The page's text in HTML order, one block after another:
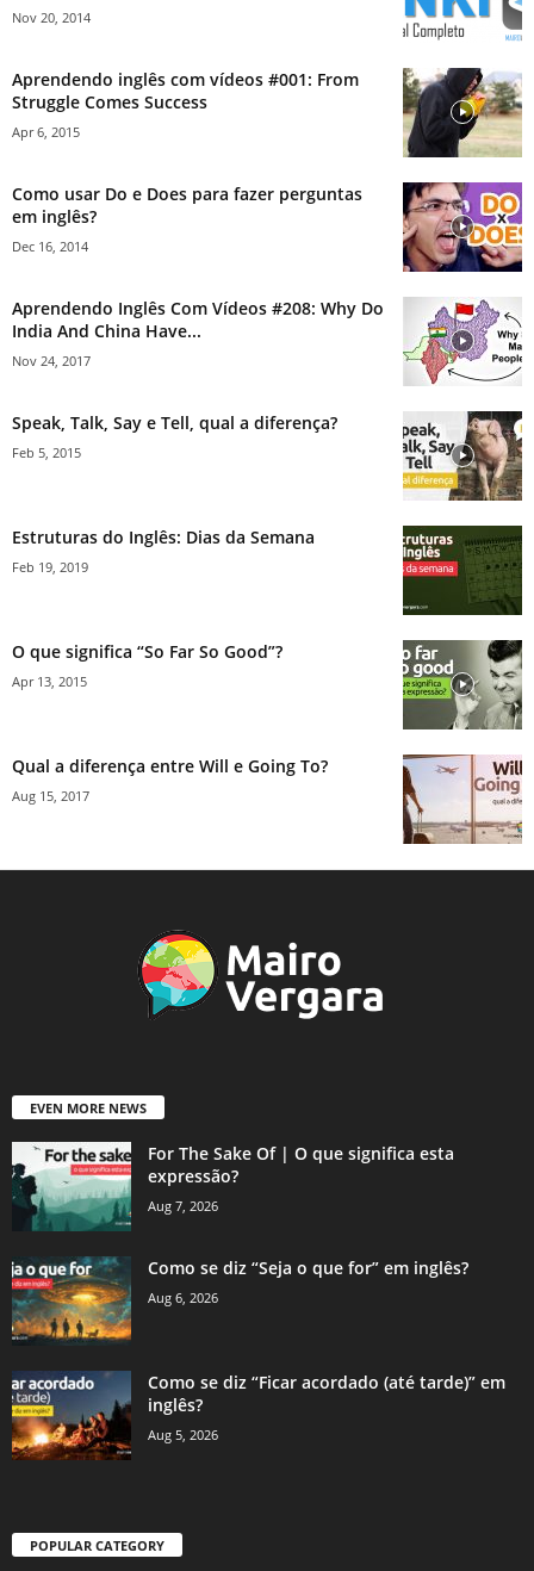
Nov 20, 2014
Aprendendo inglês com vídeos #001: From
Struggle Comes Success
Apr 6, 2015
Como usar Do e Does para fazer perguntas
em inglês?
Dec 16, 2014
Aprendendo Inglês Com Vídeos #208: Why Do
India And China Have...
Nov 24, 2017
Speak, Talk, Say e Tell, qual a diferença?
Feb 5, 2015
Estruturas do Inglês: Dias da Semana
Feb 19, 2019
O que significa “So Far So Good”?
Apr 13, 2015
Qual a diferença entre Will e Going To?
Aug 15, 2017
EVEN MORE NEWS
For The Sake Of | O que significa esta
expressão?
Aug 7, 2026
Como se diz “Seja o que for” em inglês?
Aug 6, 2026
Como se diz “Ficar acordado (até tarde)” em
inglês?
Aug 5, 2026
POPULAR CATEGORY